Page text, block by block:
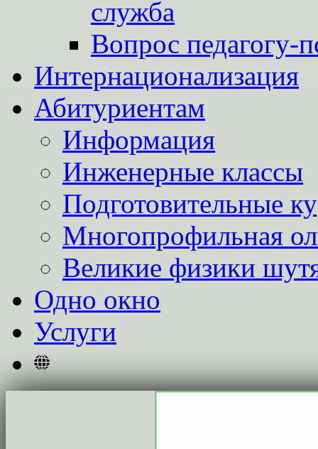
служба
Вопрос педагогу-
Интернационализация
Абитуриентам
Информация
Инженерные классы
Подготовительные
Многопрофильная
Великие физики
Одно окно
Услуги